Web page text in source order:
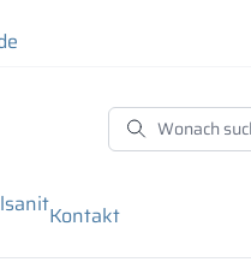
Kontakt